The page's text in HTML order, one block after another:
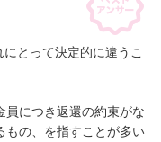
とって決定的に違うこ
員につき返還の約束がな
もの、を指すことが多い